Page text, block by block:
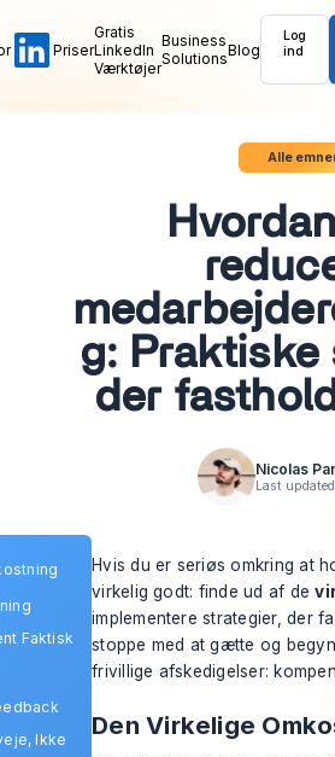
Priser
Gratis
LinkedIn
Værktøjer
Business
SolutionsBlog
Log
ind
Alle
g: Praktiske
der
Nicolas
Last
Faktisk
Ikke
Hvis du er seriøs omkring at
virkelig godt: finde ud af de
implementere strategier, der
stoppe med at gætte og
frivillige afskedigelser:
Den Virkelige